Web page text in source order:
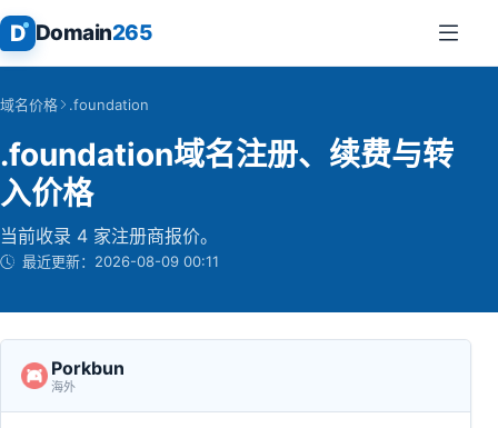
D Domain265
域名价格 .foundation
.foundation域名注册、续费与转
入价格
当前收录 4 家注册商报价。
最近更新： 2026-08-09 00:11
Porkbun
海外